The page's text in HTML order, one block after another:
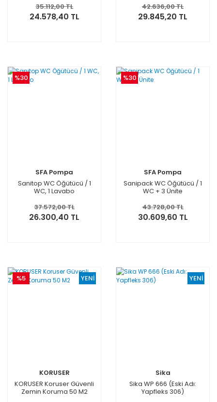
35.112,00 TL
24.578,40 TL
42.636,00 TL
29.845,20 TL
%30
SFA Pompa
Sanitop WC Öğütücü / 1
WC, 1 Lavabo
37.572,00 TL
26.300,40 TL
%30
SFA Pompa
Sanipack WC Öğütücü / 1
WC + 3 Ünite
43.728,00 TL
30.609,60 TL
YENİ
%5
KORUSER
KORUSER Koruser Güvenli
Zemin Koruma 50 M2
YENİ
Sika
Sika WP 666 (Eski Adı:
Yapfleks 306)